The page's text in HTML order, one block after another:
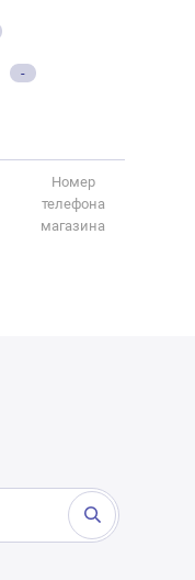
-
Номер
телефона
магазина